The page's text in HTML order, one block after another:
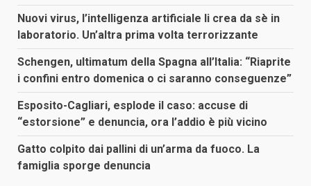
Nuovi virus, l’intelligenza artificiale li crea da sè in
laboratorio. Un’altra prima volta terrorizzante
Schengen, ultimatum della Spagna all’Italia: “Riaprite
i confini entro domenica o ci saranno conseguenze”
Esposito-Cagliari, esplode il caso: accuse di
“estorsione” e denuncia, ora l’addio è più vicino
Gatto colpito dai pallini di un’arma da fuoco. La
famiglia sporge denuncia